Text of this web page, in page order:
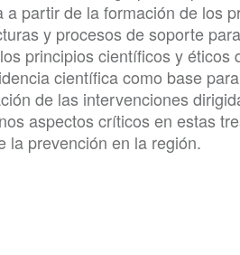
partir de la formación de los
y procesos de soporte
principios científicos y éticos
científica como base
de las intervenciones
aspectos críticos en estas
la prevención en la región.